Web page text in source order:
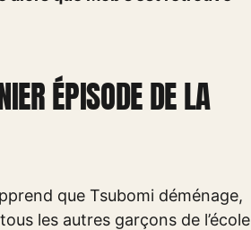
ÉPISODE DE LA
que Tsubomi déménage,
les autres garçons de l’école